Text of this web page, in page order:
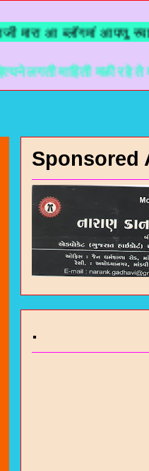
मारा आ ब्लॉगमां आपणु
माहिती मळी रहे ते माटे
Sponsored
.